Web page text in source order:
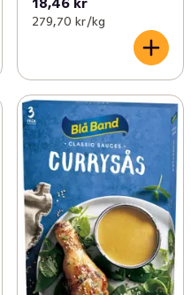
279,70 kr /kg